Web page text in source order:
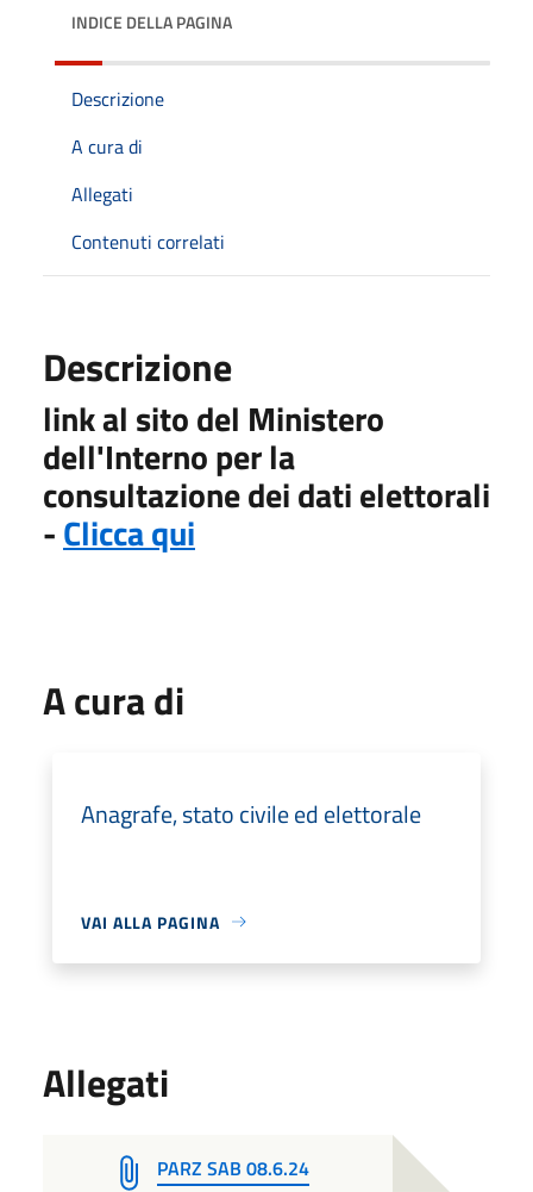
INDICE DELLA PAGINA
Descrizione
A cura di
Allegati
Contenuti correlati
Descrizione
link al sito del Ministero
dell'Interno per la
consultazione dei dati elettorali
-Clicca qui
A cura di
Anagrafe, stato civile ed elettorale
VAI ALLA PAGINA
Allegati
PARZ SAB 08.6.24